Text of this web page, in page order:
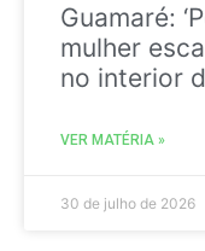
Guamaré:
mulher
no interior
VER MATÉRIA »
30 de julho de 2026